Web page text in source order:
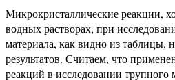
Микрокристаллические реакции,
водных растворах, при
материала, как видно из таблицы,
результатов. Считаем, что
реакций в исследовании трупного